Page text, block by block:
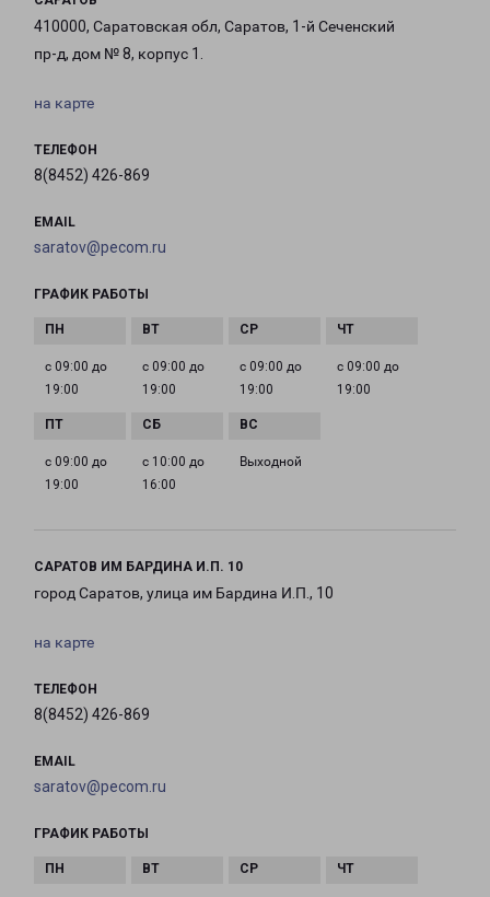
410000, Саратовская обл, Саратов, 1-й Сеченский
пр-д, дом № 8, корпус 1.
на карте
ТЕЛЕФОН
8(8452) 426-869
EMAIL
saratov@pecom.ru
ГРАФИК РАБОТЫ
с 09:00 до
19:00
с 09:00 до
19:00
с 09:00 до
19:00
с 09:00 до
19:00
с 09:00 до
19:00
с 10:00 до
16:00
Выходной
САРАТОВ ИМ БАРДИНА И.П. 10
город Саратов, улица им Бардина И.П., 10
на карте
ТЕЛЕФОН
8(8452) 426-869
EMAIL
saratov@pecom.ru
ГРАФИК РАБОТЫ